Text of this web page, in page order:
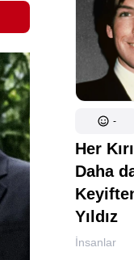
-
Her
Daha
Yıldız
İnsanlar